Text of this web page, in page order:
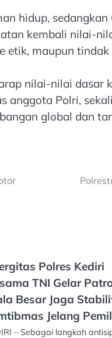
hidup,
kembali nilai-
etik, maupun
nilai-nilai dasar
anggota Polri,
global dan
Polres Kediri
TNI Gelar
Besar Jaga
Jelang
– Sebagai langkah